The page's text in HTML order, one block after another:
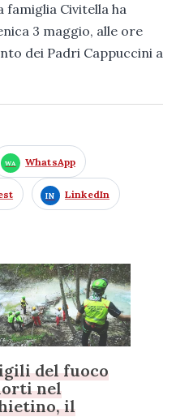
famiglia Civitella ha
3 maggio, alle ore
dei Padri Cappuccini a
WhatsApp
LinkedIn
del fuoco
nel
il